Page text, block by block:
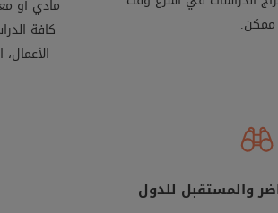
ممكن.
مادي أو
كافة
الأعمال،
والمستقبل للدول